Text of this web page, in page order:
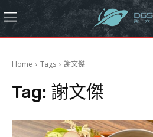
Home Tags 謝文傑
Tag: 謝文傑